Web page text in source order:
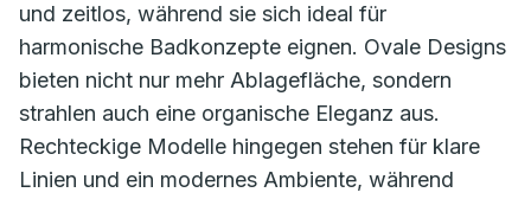
und zeitlos, während sie sich ideal für
harmonische Badkonzepte eignen. Ovale Designs
bieten nicht nur mehr Ablagefläche, sondern
strahlen auch eine organische Eleganz aus.
Rechteckige Modelle hingegen stehen für klare
Linien und ein modernes Ambiente, während